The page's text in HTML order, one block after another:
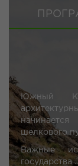
Южный
шелкового
Важные
государства